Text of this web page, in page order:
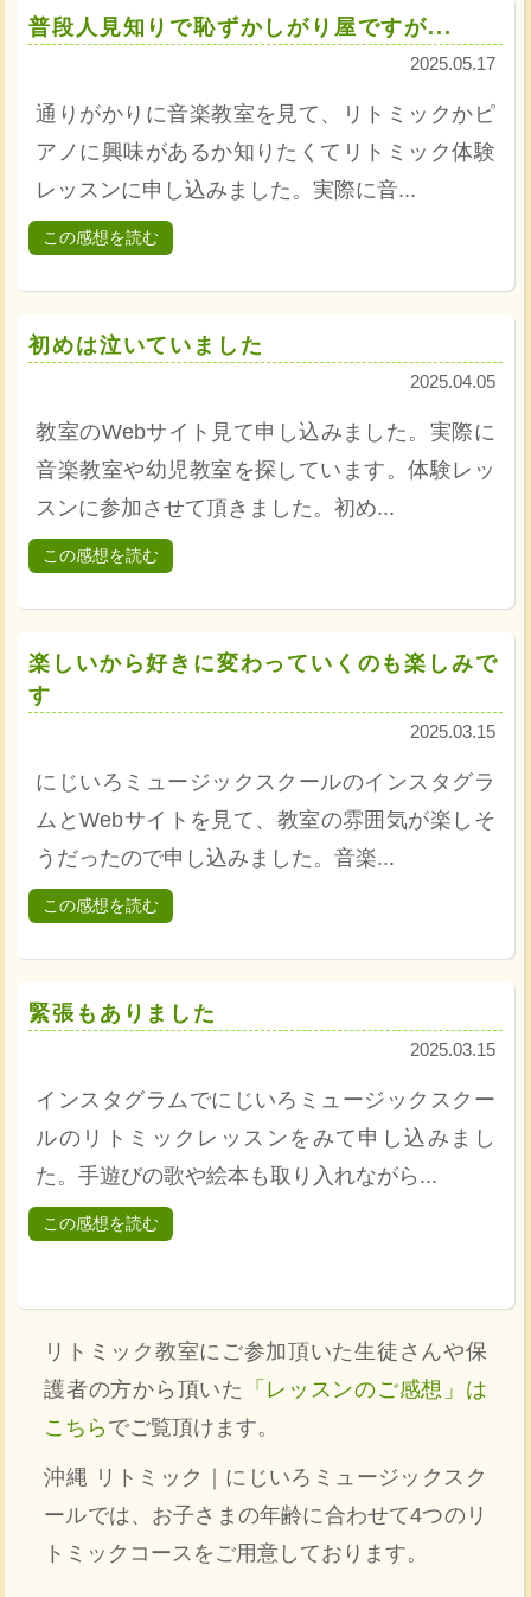
普段人見知りで恥ずかしがり屋ですが...
2025.05.17
通りがかりに音楽教室を見て、リトミックかピ
アノに興味があるか知りたくてリトミック体験
レッスンに申し込みました。実際に音...
この感想を読む
初めは泣いていました
2025.04.05
教室のWebサイト見て申し込みました。実際に
音楽教室や幼児教室を探しています。体験レッ
スンに参加させて頂きました。初め...
この感想を読む
楽しいから好きに変わっていくのも楽しみで
す
2025.03.15
にじいろミュージックスクールのインスタグラ
ムとWebサイトを見て、教室の雰囲気が楽しそ
うだったので申し込みました。音楽...
この感想を読む
緊張もありました
2025.03.15
インスタグラムでにじいろミュージックスクー
ルのリトミックレッスンをみて申し込みまし
た。手遊びの歌や絵本も取り入れながら...
この感想を読む
リトミック教室にご参加頂いた生徒さんや保
護者の方から頂いた
「レッスンのご感想」は
こちら でご覧頂けます。
沖縄 リトミック｜にじいろミュージックスク
ールでは、お子さまの年齢に合わせて4つのリ
トミックコースをご用意しております。